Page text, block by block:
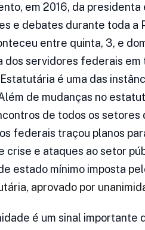
em 2016, da
e debates durante toda a
entre quinta, 3, e
servidores federais em
é uma das
de mudanças no
de todos os setores
federais traçou planos
crise e ataques ao setor
estado mínimo imposta
aprovado por
é um sinal importante